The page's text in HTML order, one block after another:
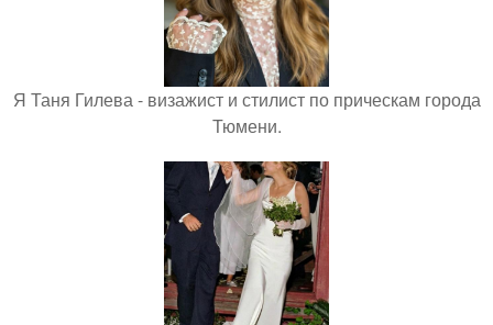
Я Таня Гилева - визажист и стилист по прическам города
Тюмени.